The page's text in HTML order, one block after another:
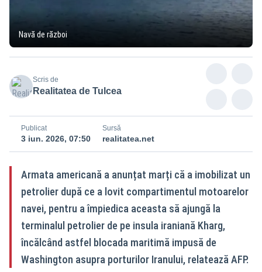
Navă de război
Scris de
Realitatea de Tulcea
Publicat
3 iun. 2026, 07:50
Sursă
realitatea.net
Armata americană a anunțat marți că a imobilizat un
petrolier după ce a lovit compartimentul motoarelor
navei, pentru a împiedica aceasta să ajungă la
terminalul petrolier de pe insula iraniană Kharg,
încălcând astfel blocada maritimă impusă de
Washington asupra porturilor Iranului, relatează AFP.